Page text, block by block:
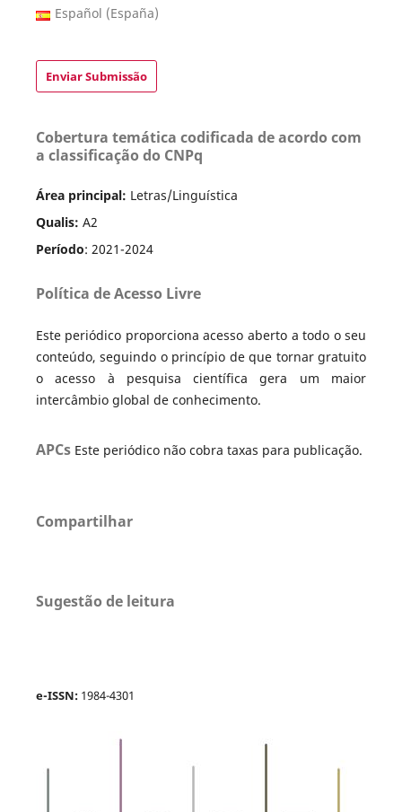
Español (España)
Enviar Submissão
Cobertura temática codificada de acordo com
a classificação do CNPq
Área principal: Letras/Linguística
Qualis: A2
Período: 2021-2024
Política de Acesso Livre
Este periódico proporciona acesso aberto a todo o seu
conteúdo, seguindo o princípio de que tornar gratuito
o acesso à pesquisa científica gera um maior
intercâmbio global de conhecimento.
APCs Este periódico não cobra taxas para publicação.
Compartilhar
Sugestão de leitura
e-ISSN:1984-4301